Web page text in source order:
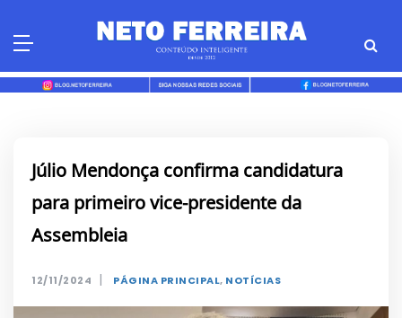
Júlio Mendonça confirma candidatura
para primeiro vice-presidente da
Assembleia
12/11/2024 | PÁGINA PRINCIPAL, NOTÍCIAS